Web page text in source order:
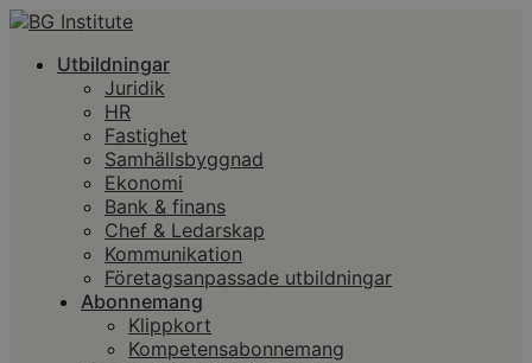
Utbildningar
Juridik
HR
Fastighet
Samhällsbyggnad
Ekonomi
Bank & finans
Chef & Ledarskap
Kommunikation
Företagsanpassade utbildningar
Abonnemang
Klippkort
Kompetensabonnemang